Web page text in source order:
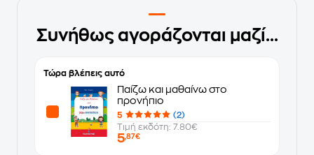
Συνήθως αγοράζονται μαζί...
Τώρα βλέπεις αυτό
Παίζω και μαθαίνω στο
προνήπιο
5
(2)
Τιμή εκδότη: 7.80€
5,87€